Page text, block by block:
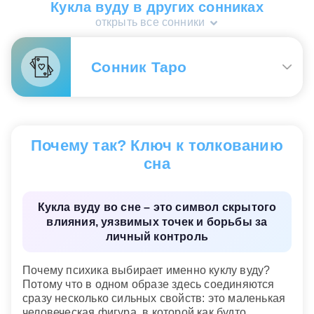
соперничеством и ощущением, что кто то
действует не прямо, а исподволь. Сон не про
буквальную угрозу, а про уязвленное самолюбие,
скрытое давление или зависимость от чужой
оценки. Если во сне удалось убрать или сломать
куклу, появляется готовность выйти из
навязанной роли.
Кукла вуду в других сонниках
открыть все сонники
Сонник Таро
своих интересах
Почему так? Ключ к толкованию
сна
Кукла вуду во сне – это символ скрытого
влияния, уязвимых точек и борьбы за
личный контроль
Почему психика выбирает именно куклу вуду?
Потому что в одном образе здесь соединяются
сразу несколько сильных свойств: это маленькая